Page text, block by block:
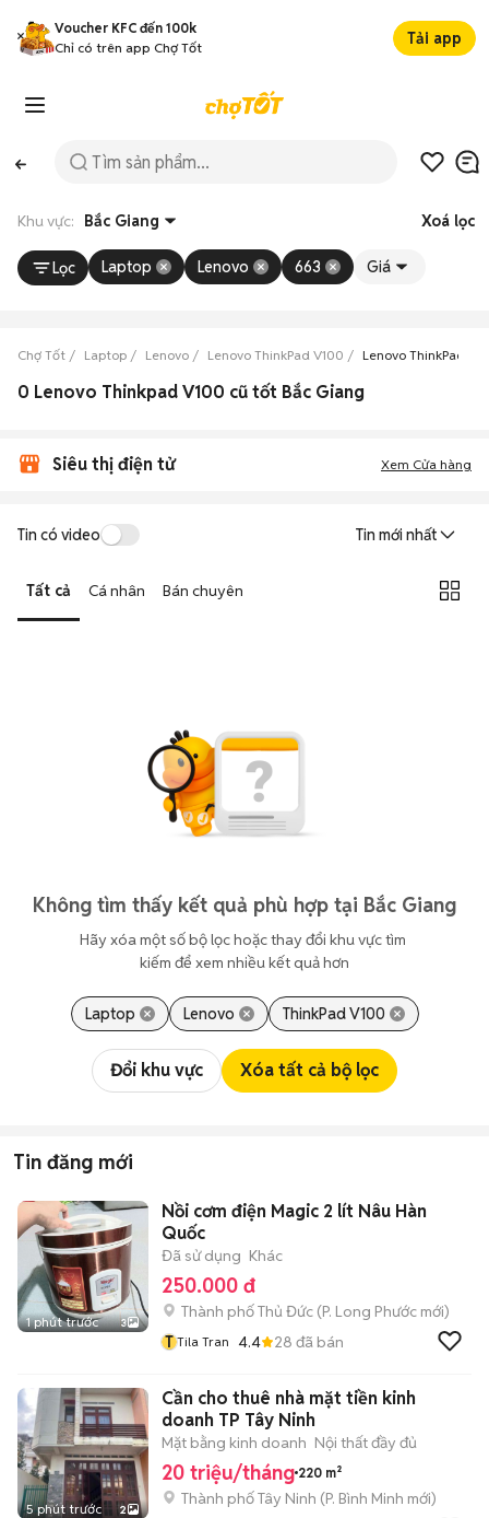
Voucher KFC đến 100k
Chỉ có trên app Chợ Tốt
Tải app
Khu vực: Bắc Giang Xoá lọc
Lọc Laptop Lenovo 663 Giá
Chợ Tốt Laptop Lenovo Lenovo ThinkPad V100 Lenovo ThinkPad
0 Lenovo Thinkpad V100 cũ tốt Bắc Giang
Siêu thị điện tử Xem Cửa hàng
Tin có video Tin mới nhất
Tất cả Cá nhân Bán chuyên
Không tìm thấy kết quả phù hợp tại Bắc Giang
Hãy xóa một số bộ lọc hoặc thay đổi khu vực tìm
kiếm để xem nhiều kết quả hơn
Laptop Lenovo ThinkPad V100
Đổi khu vực Xóa tất cả bộ lọc
Tin đăng mới
1 phút trước 3
Nồi cơm điện Magic 2 lít Nâu Hàn
Quốc
Đã sử dụng Khác
250.000 đ
Thành phố Thủ Đức (P. Long Phước mới)
T Tila Tran 4.4 28 đã bán
5 phút trước 2
Cần cho thuê nhà mặt tiền kinh
doanh TP Tây Ninh
Mặt bằng kinh doanh Nội thất đầy đủ
20 triệu/tháng 220 m²
Thành phố Tây Ninh (P. Bình Minh mới)